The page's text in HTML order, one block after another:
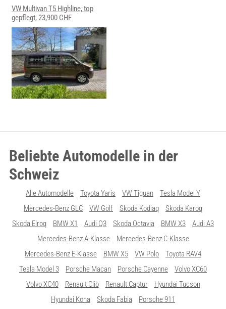
VW Multivan T5 Highline, top
gepflegt, 23,900 CHF
Beliebte Automodelle in der
Schweiz
Alle Automodelle Toyota Yaris VW Tiguan
Tesla Model Y
Mercedes-Benz GLC
VW Golf Skoda Kodiaq
Skoda Karoq
Skoda Elroq
BMW X1 Audi Q3 Skoda Octavia BMW X3
Audi A3
Mercedes-Benz A-Klasse
Mercedes-Benz C-Klasse
Mercedes-Benz E-Klasse
BMW X5 VW Polo
Toyota RAV4
Tesla Model 3
Porsche Macan Porsche Cayenne
Volvo XC60
Volvo XC40
Renault Clio Renault Captur
Hyundai Tucson
Hyundai Kona
Skoda Fabia Porsche 911